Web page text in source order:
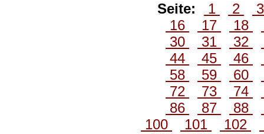
Seite: 1 2
16
17 18
30
31 32
44
45 46
58
59 60
72
73 74
86
87 88
100
101 102